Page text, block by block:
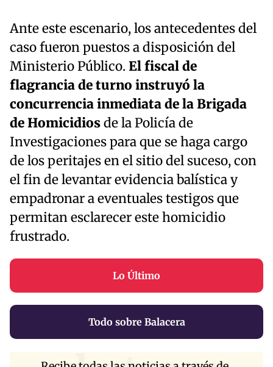
Ante este escenario, los antecedentes del
caso fueron puestos a disposición del
Ministerio Público. El fiscal de
flagrancia de turno instruyó la
concurrencia inmediata de la Brigada
de Homicidiosde la Policía de
Investigaciones para que se haga cargo
de los peritajes en el sitio del suceso, con
el fin de levantar evidencia balística y
empadronar a eventuales testigos que
permitan esclarecer este homicidio
frustrado.
Lo Último
Todo sobre Balacera